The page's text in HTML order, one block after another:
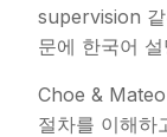
supervision
문에 한국어
Choe &
절차를 이해